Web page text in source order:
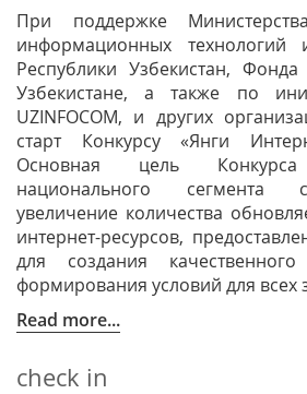
При поддержке
информационных технологий
Республики Узбекистан,
Узбекистане, а также по
UZINFOCOM, и других
старт Конкурсу «Янги
Основная цель
национального сегмента
увеличение количества
интернет-ресурсов,
для создания
формирования условий для всех
Read more...
check in